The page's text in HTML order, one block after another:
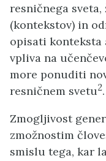
resničnega
(kontekstov) in
opisati konteksta
vpliva na
more ponuditi
resničnem svetu2.
Zmogljivost
zmožnostim
smislu tega, kar